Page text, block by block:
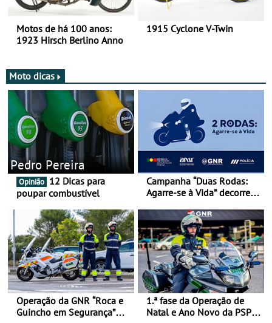
Motos de há 100 anos:
1923 Hirsch Berlino Anno
1915 Cyclone V-Twin
Moto dicas
Pedro Pereira
Opinião
poupar combustível
Campanha “Duas Rodas:
Agarre-se à Vida” decorre
Operação da GNR “Roca e
Guincho em Segurança”
1.ª fase da Operação de
Natal e Ano Novo da PSP e